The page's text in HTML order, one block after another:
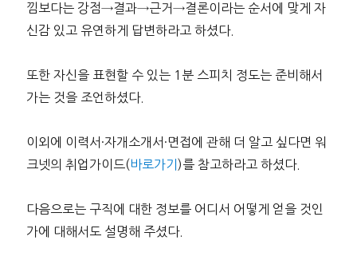
낌보다는 강점→결과→근거→결론이라는 순서에 맞게 자
신감 있고 유연하게 답변하라고 하셨다.
또한 자신을 표현할 수 있는 1분 스피치 정도는 준비해서
가는 것을 조언하셨다.
이외에 이력서·자개소개서·면접에 관해 더 알고 싶다면 워
크넷의 취업가이드(바로가기 )를 참고하라고 하셨다.
다음으로는 구직에 대한 정보를 어디서 어떻게 얻을 것인
가에 대해서도 설명해 주셨다.